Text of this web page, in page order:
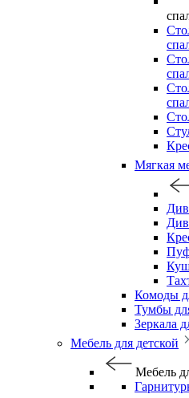
Мягкая
Комоды
Тумбы
Зеркала
Мебель для детской
Мебель